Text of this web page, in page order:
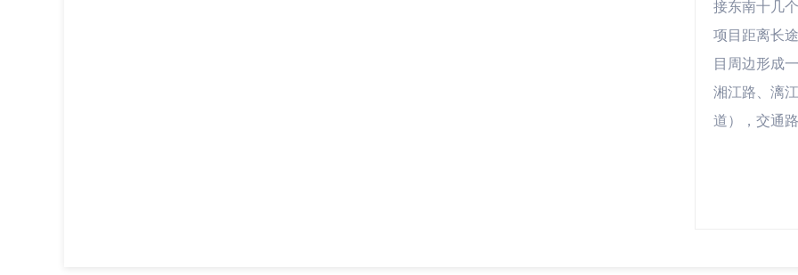
接东南十几
项目距离长
目周边形成
湘江路、漓
道），交通